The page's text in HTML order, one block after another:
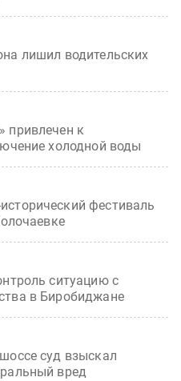
лишил водительских
привлечен к
холодной воды
фестиваль
ситуацию с
в Биробиджане
суд взыскал
вред